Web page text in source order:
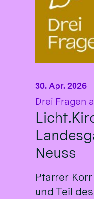
Drei Fragen
Neuss
30. Apr. 2026
Pfarrer
und Teil